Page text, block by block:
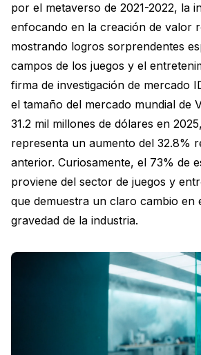
por el metaverso de 2021-2022, la
enfocando en la creación de valor
mostrando logros sorprendentes
campos de los juegos y el
firma de investigación de mercado
el tamaño del mercado mundial de
31.2 mil millones de dólares en
representa un aumento del 32.8%
anterior. Curiosamente, el 73% de
proviene del sector de juegos y
que demuestra un claro cambio en
gravedad de la industria.